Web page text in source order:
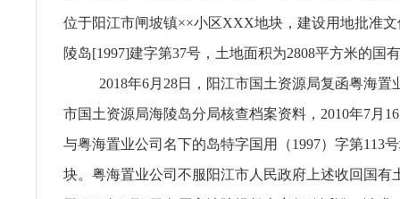
位于阳江市闸坡镇××小区XXX地块，建设用地批准
陵岛[1997]建字第37号，土地面积为2808平方米的国
2018年6月28日，阳江市国土资源局复函粤海置
市国土资源局海陵岛分局核查档案资料，2010年7月
与粤海置业公司名下的岛特字国用（1997）字第113
块。粤海置业公司不服阳江市人民政府上述收回国有